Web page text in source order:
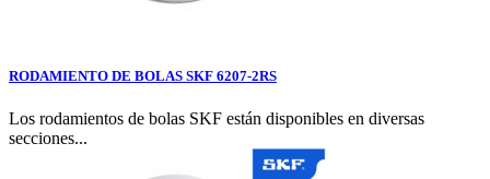
RODAMIENTO DE BOLAS SKF 6207-2RS
Los rodamientos de bolas SKF están disponibles en diversas
secciones...